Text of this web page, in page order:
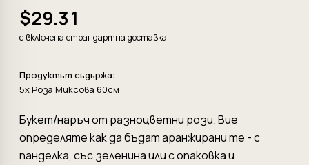
$29.31
с включена страндартна доставка
Продуктът съдържа:
5x Роза Миксова 60см
Букет/наръч от разноцветни рози. Вие
определяте как да бъдат аранжирани те - с
панделка, със зеленина или с опаковка и